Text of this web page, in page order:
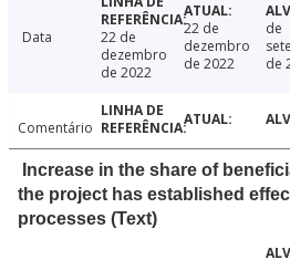
Data
22 de
dezembro
de 2022
22 de
dezembro
de 2022
de
de
Comentário
Increase in the share of
the project has established
processes (Text)